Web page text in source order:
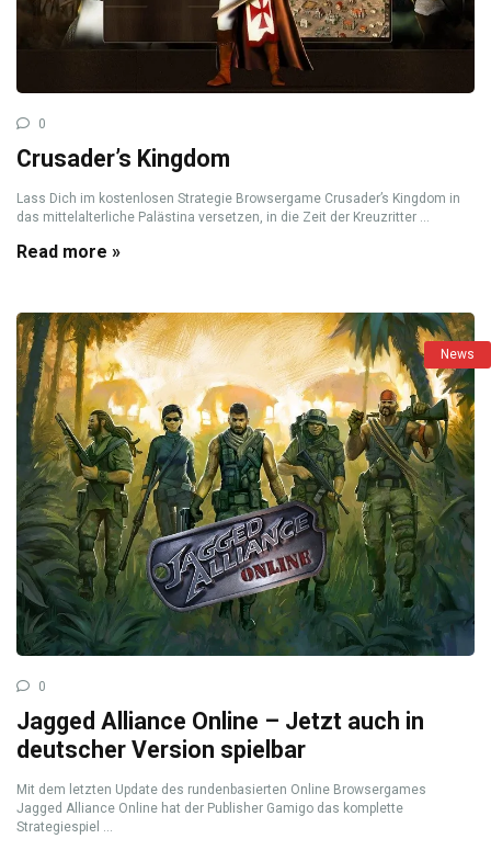
0
Crusader’s Kingdom
Lass Dich im kostenlosen Strategie Browsergame Crusader’s Kingdom in
das mittelalterliche Palästina versetzen, in die Zeit der Kreuzritter ...
Read more »
News
0
Jagged Alliance Online – Jetzt auch in
deutscher Version spielbar
Mit dem letzten Update des rundenbasierten Online Browsergames
Jagged Alliance Online hat der Publisher Gamigo das komplette
Strategiespiel ...